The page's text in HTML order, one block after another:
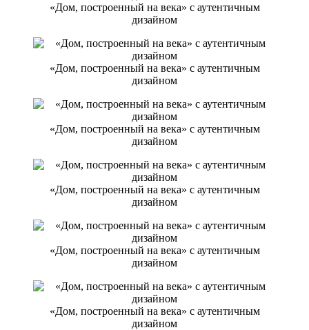
«Дом, построенный на века» с аутентичным
дизайном
«Дом, построенный на века» с аутентичным
дизайном
«Дом, построенный на века» с аутентичным
дизайном
«Дом, построенный на века» с аутентичным
дизайном
«Дом, построенный на века» с аутентичным
дизайном
«Дом, построенный на века» с аутентичным
дизайном